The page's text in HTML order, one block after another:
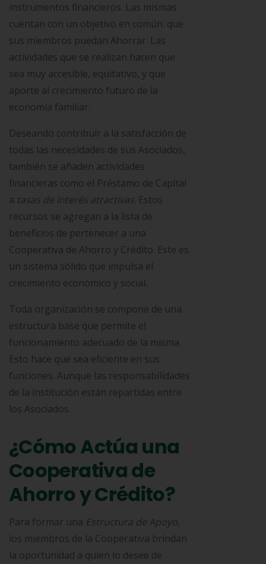
instrumentos financieros. Las mismas
cuentan con un objetivo en común: que
sus miembros puedan Ahorrar. Las
actividades que se realizan hacen que
sea muy accesible, equitativo, y que
aporte al crecimiento futuro de la
economía familiar.
Deseando contribuir a la satisfacción de
todas las necesidades de sus Asociados,
también se añaden actividades
financieras como el Préstamo de Capital
a tasas de interés atractivas. Estos
recursos se agregan a la lista de
beneficios de pertenecer a una
Cooperativa de Ahorro y Crédito. Este es
un sistema sólido que impulsa el
crecimiento económico y social.
Toda organización se compone de una
estructura base que permite el
funcionamiento adecuado de la misma.
Esto hace que sea eficiente en sus
funciones. Aunque las responsabilidades
de la institución están repartidas entre
los Asociados.
¿Cómo Actúa una
Cooperativa de
Ahorro y Crédito?
Para formar una Estructura de Apoyo,
los miembros de la Cooperativa brindan
la oportunidad a quien lo desee de